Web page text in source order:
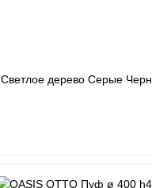
Светлое дерево Серые